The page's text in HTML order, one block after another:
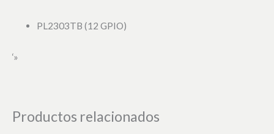
PL2303TB (12 GPIO)
‘»
Productos relacionados